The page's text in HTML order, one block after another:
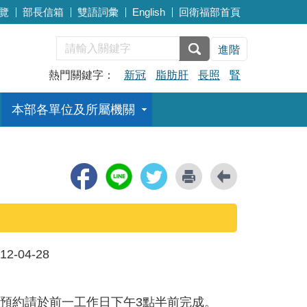
部長信箱 雙語詞彙 English 回衛福部首頁
進階
熱門關鍵字： 新冠 脂肪肝 長照 腎
本部各單位及所屬機關
04-28
約請於前一工作日下午3點半前完成。